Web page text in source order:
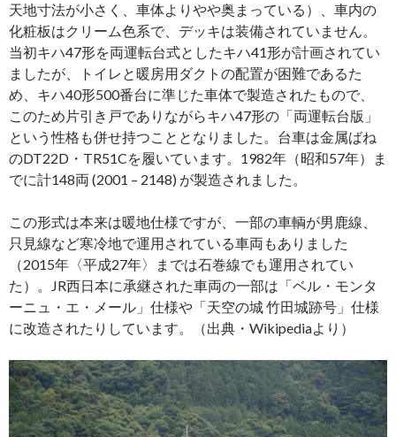
天地寸法が小さく、車体よりやや奥まっている）、車内の
化粧板はクリーム色系で、デッキは装備されていません。
当初キハ47形を両運転台式としたキハ41形が計画されてい
ましたが、トイレと暖房用ダクトの配置が困難であるた
め、キハ40形500番台に準じた車体で製造されたもので、
このため片引き戸でありながらキハ47形の「両運転台版」
という性格も併せ持つこととなりました。台車は金属ばね
のDT22D・TR51Cを履いています。1982年（昭和57年）ま
でに計148両 (2001 – 2148) が製造されました。
この形式は本来は暖地仕様ですが、一部の車輌が男鹿線、
只見線など寒冷地で運用されている車両もありました
（2015年〈平成27年〉までは石巻線でも運用されてい
た）。JR西日本に承継された車両の一部は「ベル・モンタ
ーニュ・エ・メール」仕様や「天空の城 竹田城跡号」仕様
に改造されたりしています。（出典・Wikipediaより）